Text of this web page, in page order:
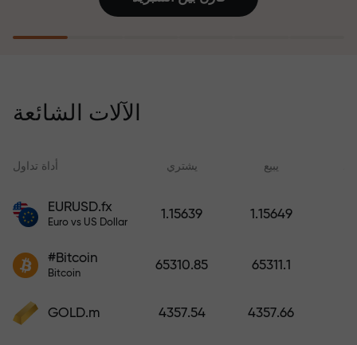
بوك أو رحلة أحلامه بمجرد إيداعه مبلغًا
من المال.
خسائرك ويضمن لك مضاعفة أرباحك
ثلاث مرات خلال ستة أشهر. تداول
مطبعياً. كلما زاد مبلغ الإيداع، زادت
الآلات الشائعة
أداة تداول يشتري يبيع
EURUSD.fx
Euro vs US Dollar
1.15639 1.15649
#Bitcoin
Bitcoin
65310.85 65311.1
GOLD.m 4357.54 4357.66